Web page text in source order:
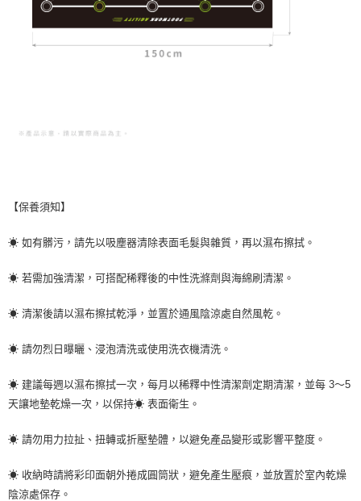
【保養須知】
☀ 如有髒污，請先以吸塵器清除表面毛髮與雜質，再以濕布擦拭。
☀ 若需加強清潔，可搭配稀釋後的中性洗滌劑與海綿刷清潔。
☀ 清潔後請以濕布擦拭乾淨，並置於通風陰涼處自然風乾。
☀ 請勿烈日曝曬、浸泡清洗或使用洗衣機清洗。
☀ 建議每週以濕布擦拭一次，每月以稀釋中性清潔劑定期清潔，並每 3～5
天讓地墊乾燥一次，以保持☀ 表面衛生。
☀ 請勿用力拉扯、扭轉或折壓墊體，以避免產品變形或影響平整度。
☀ 收納時請將彩印面朝外捲成圓筒狀，避免產生壓痕，並放置於室內乾燥
陰涼處保存。